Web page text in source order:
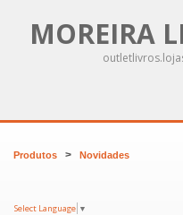
MOREIRA
Produtos > Novidades
Select Language ▼